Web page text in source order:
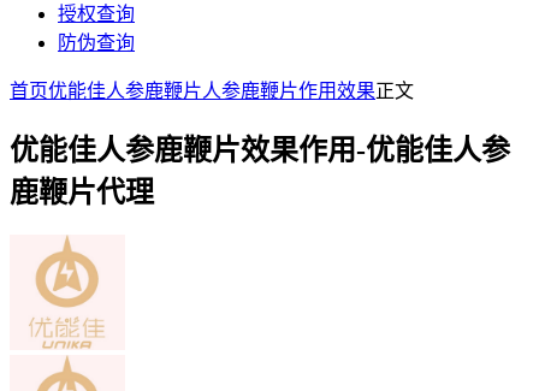
授权查询
防伪查询
首页优能佳人参鹿鞭片人参鹿鞭片作用效果正文
优能佳人参鹿鞭片效果作用-优能佳人参
鹿鞭片代理